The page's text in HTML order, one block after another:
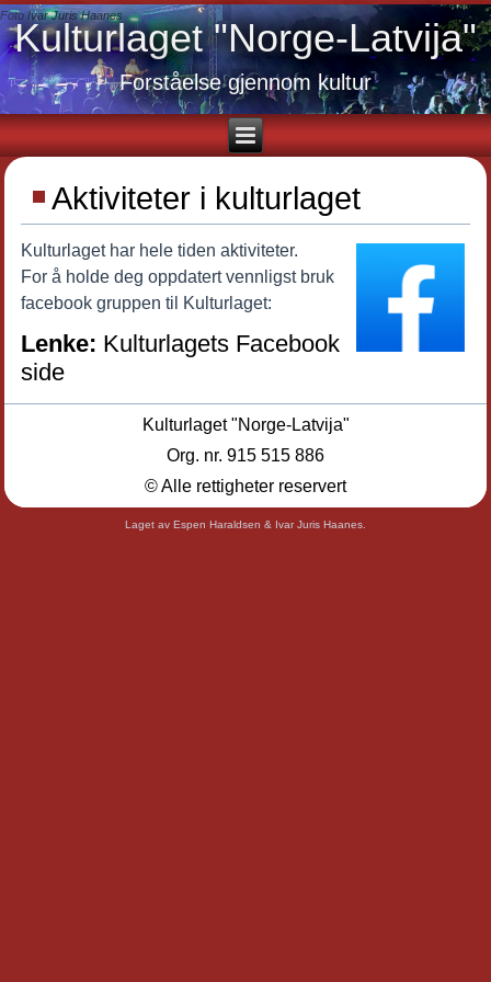
Foto Ivar Juris Haanes
Kulturlaget "Norge-Latvija"
Forståelse gjennom kultur
Aktiviteter i kulturlaget
Kulturlaget har hele tiden aktiviteter.
For å holde deg oppdatert vennligst bruk
facebook gruppen til Kulturlaget:
Lenke: Kulturlagets Facebook
side
Kulturlaget "Norge-Latvija"
Org. nr. 915 515 886
© Alle rettigheter reservert
Laget av Espen Haraldsen & Ivar Juris Haanes.